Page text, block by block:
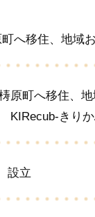
へ移住、地域
原町へ移住、地
KIRecub-きり
設立